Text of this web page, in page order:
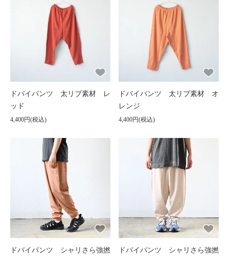
ドバイパンツ 太リブ素材 レ
ッド
4,400円(税込)
ドバイパンツ 太リブ素材 オ
レンジ
4,400円(税込)
ドバイパンツ シャリさら強撚 ドバイパンツ シャリさら強撚